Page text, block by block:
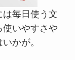
毎日使う文
使いやすさや
かが。